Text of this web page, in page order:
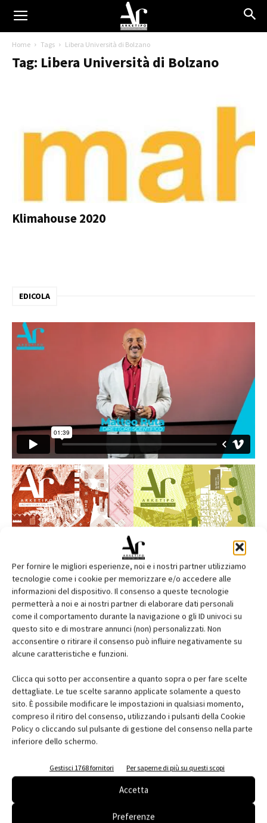
Per fornire le migliori esperienze, noi e i nostri partner utilizziamo
tecnologie come i cookie per memorizzare e/o accedere alle
informazioni del dispositivo. Il consenso a queste tecnologie
permetterà a noi e ai nostri partner di elaborare dati personali
come il comportamento durante la navigazione o gli ID univoci su
questo sito e di mostrare annunci (non) personalizzati. Non
acconsentire o ritirare il consenso può influire negativamente su
alcune caratteristiche e funzioni.
Clicca qui sotto per acconsentire a quanto sopra o per fare scelte
dettagliate. Le tue scelte saranno applicate solamente a questo
sito. È possibile modificare le impostazioni in qualsiasi momento,
compreso il ritiro del consenso, utilizzando i pulsanti della Cookie
Policy o cliccando sul pulsante di gestione del consenso nella parte
inferiore dello schermo.
Gestisci 1768 fornitori Per saperne di più su questi scopi
Accetta
Preferenze
Home Tags Libera Università di Bolzano
Tag: Libera Università di Bolzano
Klimahouse 2020
EDICOLA
Edicola web
Iscriviti alla newsletter
EVENTI